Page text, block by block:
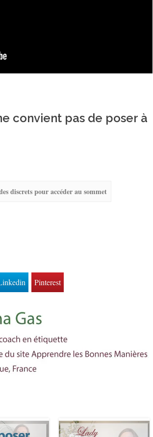
convient pas de poser à
discrets pour accéder au sommet
Pinterest